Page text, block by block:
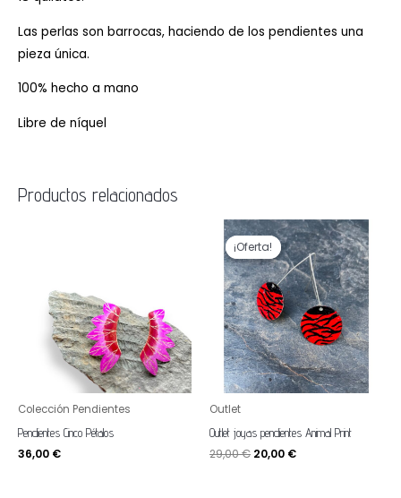
Las perlas son barrocas, haciendo de los pendientes una
pieza única.
100% hecho a mano
Libre de níquel
Productos relacionados
Colección Pendientes
Pendientes Cinco Pétalos
36,00 €
¡Oferta!
¡Oferta!
Outlet
Outlet joyas pendientes Animal Print
29,00€
El
precio
original
era:
29,00 €.
20,00 €
El
precio
actual
es:
20,00 €.